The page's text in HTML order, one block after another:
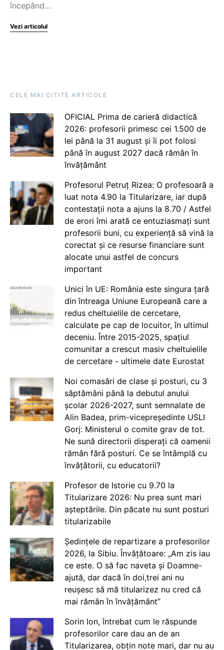
începând…
Vezi articolul
CELE MAI CITITE ARTICOLE
OFICIAL Prima de carieră didactică
2026: profesorii primesc cei 1.500 de
lei până la 31 august și îi pot folosi
până în august 2027 dacă rămân în
învățământ
Profesorul Petruț Rizea: O profesoară a
luat nota 4.90 la Titularizare, iar după
contestații nota a ajuns la 8.70 / Astfel
de erori îmi arată ce entuziasmați sunt
profesorii buni, cu experiență să vină la
corectat și ce resurse financiare sunt
alocate unui astfel de concurs
important
Unici în UE: România este singura țară
din întreaga Uniune Europeană care a
redus cheltuielile de cercetare,
calculate pe cap de locuitor, în ultimul
deceniu. Între 2015-2025, spațiul
comunitar a crescut masiv cheltuielile
de cercetare - ultimele date Eurostat
Noi comasări de clase și posturi, cu 3
săptămâni până la debutul anului
școlar 2026-2027, sunt semnalate de
Alin Badea, prim-vicepreședinte USLI
Gorj: Ministerul o comite grav de tot.
Ne sună directorii disperați că oamenii
rămân fără posturi. Ce se întâmplă cu
învățătorii, cu educatorii?
Profesor de Istorie cu 9.70 la
Titularizare 2026: Nu prea sunt mari
așteptările. Din păcate nu sunt posturi
titularizabile
Ședințele de repartizare a profesorilor
2026, la Sibiu. Învățătoare: „Am zis iau
ce este. O să fac naveta și Doamne-
ajută, dar dacă în doi,trei ani nu
reușesc să mă titularizez nu cred că
mai rămân în învățământ”
Sorin Ion, întrebat cum le răspunde
profesorilor care dau an de an
Titularizarea, obțin note mari, dar nu au